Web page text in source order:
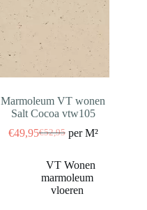
Marmoleum VT wonen
Salt Cocoa vtw105
€52,95
Oorspronkelijke
was:
€52,95.
€49,95Huidige
€49,95.
per M²